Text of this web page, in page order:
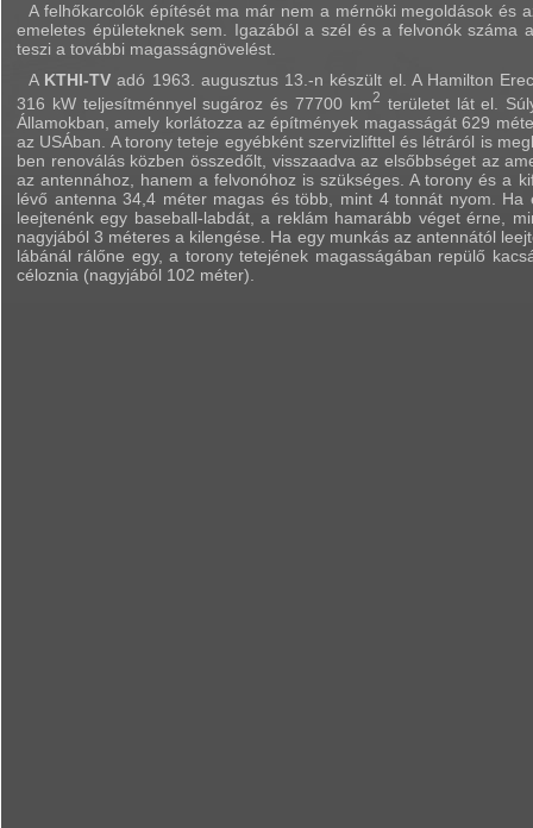
A felhőkarcolók építését ma már nem a mérnöki megoldások és
emeletes épületeknek sem. Igazából a szél és a felvonók
teszi a további magasságnövelést.
A KTHI-TV adó 1963. augusztus 13.-n készült el. A Hamilton
316 kW teljesítménnyel sugároz és 77700 km2 területet lát el.
Államokban, amely korlátozza az építmények magasságát 629
az USÁban. A torony teteje egyébként szervizlifttel és létráról is
ben renoválás közben összedőlt, visszaadva az elsőbbséget az
az antennához, hanem a felvonóhoz is szükséges. A torony és a
lévő antenna 34,4 méter magas és több, mint 4 tonnát nyom.
leejtenénk egy baseball-labdát, a reklám hamarább véget érne,
nagyjából 3 méteres a kilengése. Ha egy munkás az antennától
lábánál rálőne egy, a torony tetejének magasságában repülő
céloznia (nagyjából 102 méter).